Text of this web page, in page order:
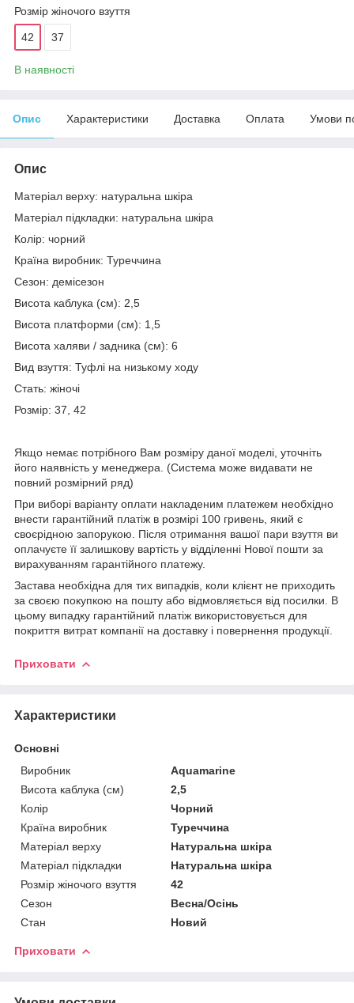
Розмір жіночого взуття
42 37
В наявності
Опис Характеристики Доставка Оплата Умови
Опис
Матеріал верху: натуральна шкіра
Матеріал підкладки: натуральна шкіра
Колір: чорний
Країна виробник: Туреччина
Сезон: демісезон
Висота каблука (см): 2,5
Висота платформи (см): 1,5
Висота халяви / задника (см): 6
Вид взуття: Туфлі на низькому ходу
Стать: жіночі
Розмір: 37, 42
Якщо немає потрібного Вам розміру даної моделі, уточніть
його наявність у менеджера. (Система може видавати не
повний розмірний ряд)
При виборі варіанту оплати накладеним платежем необхідно
внести гарантійний платіж в розмірі 100 гривень, який є
своєрідною запорукою. Після отримання вашої пари взуття ви
оплачуєте її залишкову вартість у відділенні Нової пошти за
вирахуванням гарантійного платежу.
Застава необхідна для тих випадків, коли клієнт не приходить
за своєю покупкою на пошту або відмовляється від посилки. В
цьому випадку гарантійний платіж використовується для
покриття витрат компанії на доставку і повернення продукції.
Приховати
Характеристики
Основні
Виробник
Aquamarine
Висота каблука (см)
2,5
Колір
Чорний
Країна виробник
Туреччина
Матеріал верху
Натуральна шкіра
Матеріал підкладки
Натуральна шкіра
Розмір жіночого взуття
42
Сезон
Весна/Осінь
Стан
Новий
Приховати